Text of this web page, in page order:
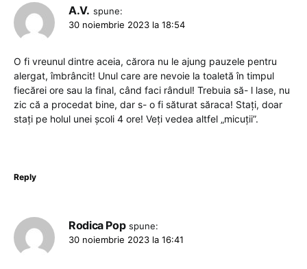
A.V. spune:
30 noiembrie 2023 la 18:54
O fi vreunul dintre aceia, cărora nu le ajung pauzele pentru
alergat, îmbrâncit! Unul care are nevoie la toaletă în timpul
fiecărei ore sau la final, când faci rândul! Trebuia să- l lase, nu
zic că a procedat bine, dar s- o fi săturat săraca! Stați, doar
stați pe holul unei școli 4 ore! Veți vedea altfel „micuții”.
Reply
Rodica Pop spune:
30 noiembrie 2023 la 16:41